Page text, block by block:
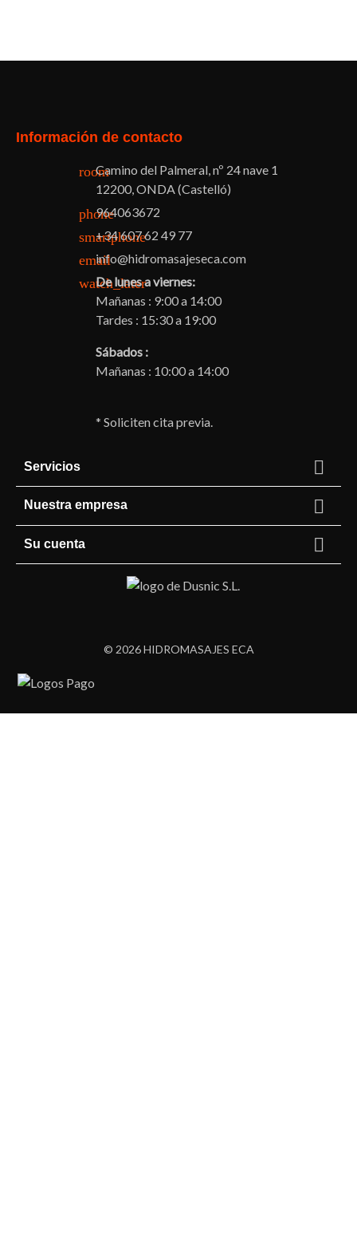
Información de contacto
roomCamino del Palmeral, nº 24 nave 1
12200, ONDA (Castelló)
phone964063672
smartphone
+34 607 62 49 77
emailinfo@hidromasajeseca.com
watch_later
De lunes a viernes:
Mañanas : 9:00 a 14:00
Tardes : 15:30 a 19:00
Sábados :
Mañanas : 10:00 a 14:00
* Soliciten cita previa.
Servicios 
Nuestra empresa 
Su cuenta 
© 2026 HIDROMASAJES ECA